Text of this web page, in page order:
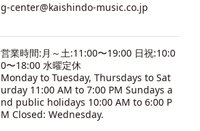
g-center@kaishindo-music.co.jp
営業時間:月～土:11:00〜19:00 日祝:10:0
0〜18:00 水曜定休
Monday to Tuesday, Thursdays to Sat
urday 11:00 AM to 7:00 PM Sundays a
nd public holidays 10:00 AM to 6:00 P
M Closed: Wednesday.